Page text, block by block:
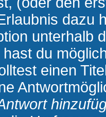
dazu
unterhalb
du
einen